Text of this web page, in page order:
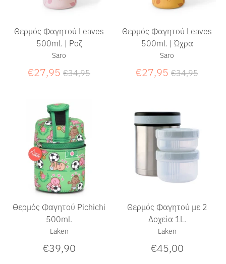
Θερμός Φαγητού Leaves
500ml. | Ροζ
Saro
€27,95 Κανονική
€34,95
Θερμός Φαγητού Leaves
500ml. | Ώχρα
Saro
€27,95 Κανονική
€34,95
Θερμός Φαγητού Pichichi
500ml.
Laken
€39,90
Θερμός Φαγητού με 2
Δοχεία 1L.
Laken
€45,00